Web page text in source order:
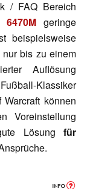
/ FAQ Bereich
geringe
beispielsweise
bis zu einem
Auflösung
Klassiker
können
Voreinstellung
Lösung für